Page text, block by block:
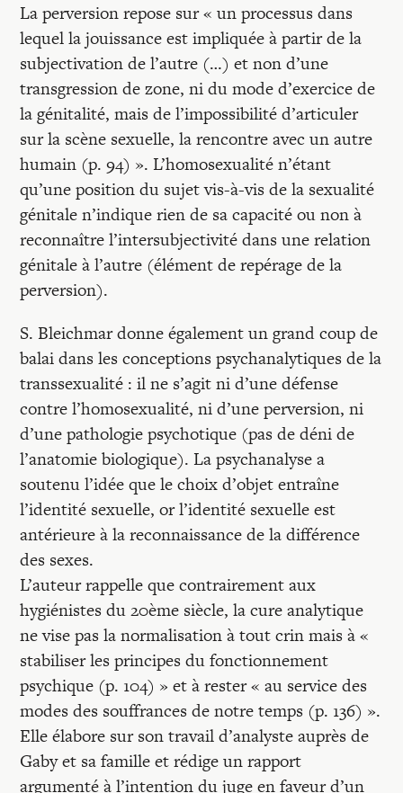
La perversion repose sur « un processus dans
lequel la jouissance est impliquée à partir de la
subjectivation de l’autre (…) et non d’une
transgression de zone, ni du mode d’exercice de
la génitalité, mais de l’impossibilité d’articuler
sur la scène sexuelle, la rencontre avec un autre
humain (p. 94) ». L’homosexualité n’étant
qu’une position du sujet vis-à-vis de la sexualité
génitale n’indique rien de sa capacité ou non à
reconnaître l’intersubjectivité dans une relation
génitale à l’autre (élément de repérage de la
perversion).
S. Bleichmar donne également un grand coup de
balai dans les conceptions psychanalytiques de la
transsexualité : il ne s’agit ni d’une défense
contre l’homosexualité, ni d’une perversion, ni
d’une pathologie psychotique (pas de déni de
l’anatomie biologique). La psychanalyse a
soutenu l’idée que le choix d’objet entraîne
l’identité sexuelle, or l’identité sexuelle est
antérieure à la reconnaissance de la différence
des sexes.
L’auteur rappelle que contrairement aux
hygiénistes du 20ème siècle, la cure analytique
ne vise pas la normalisation à tout crin mais à «
stabiliser les principes du fonctionnement
psychique (p. 104) » et à rester « au service des
modes des souffrances de notre temps (p. 136) ».
Elle élabore sur son travail d’analyste auprès de
Gaby et sa famille et rédige un rapport
argumenté à l’intention du juge en faveur d’un